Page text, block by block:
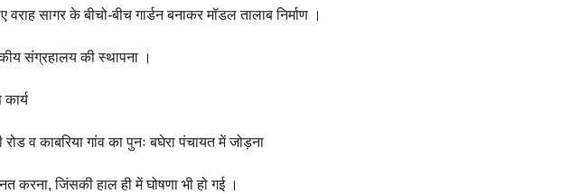
सागर के बीचो-बीच गार्डन बनाकर मॉडल तालाब निर्माण ।
संग्रहालय की स्थापना ।
कार्य
व काबरिया गांव का पुनः बघेरा पंचायत में जोड़ना
करना, जिंसकी हाल ही में घोषणा भी हो गई ।